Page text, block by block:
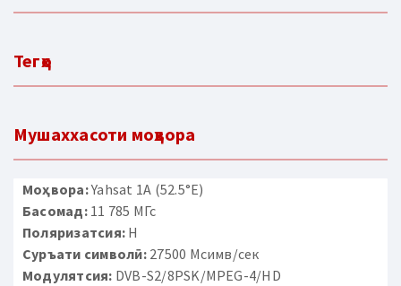
Тегҳо
Мушаххасоти моҳвора
Моҳвора:Yahsat 1A (52.5°E)
Басомад:11 785 МГс
Поляризатсия: H
Суръати символӣ:27500 Мсимв/сек
Модулятсия: DVB-S2/8PSK/MPEG-4/HD